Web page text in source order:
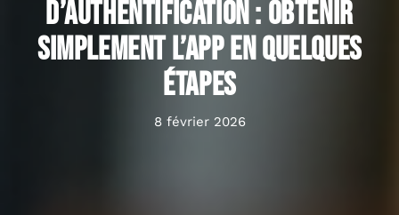
d’authentification : obtenir
simplement l’app en quelques
étapes
8 février 2026